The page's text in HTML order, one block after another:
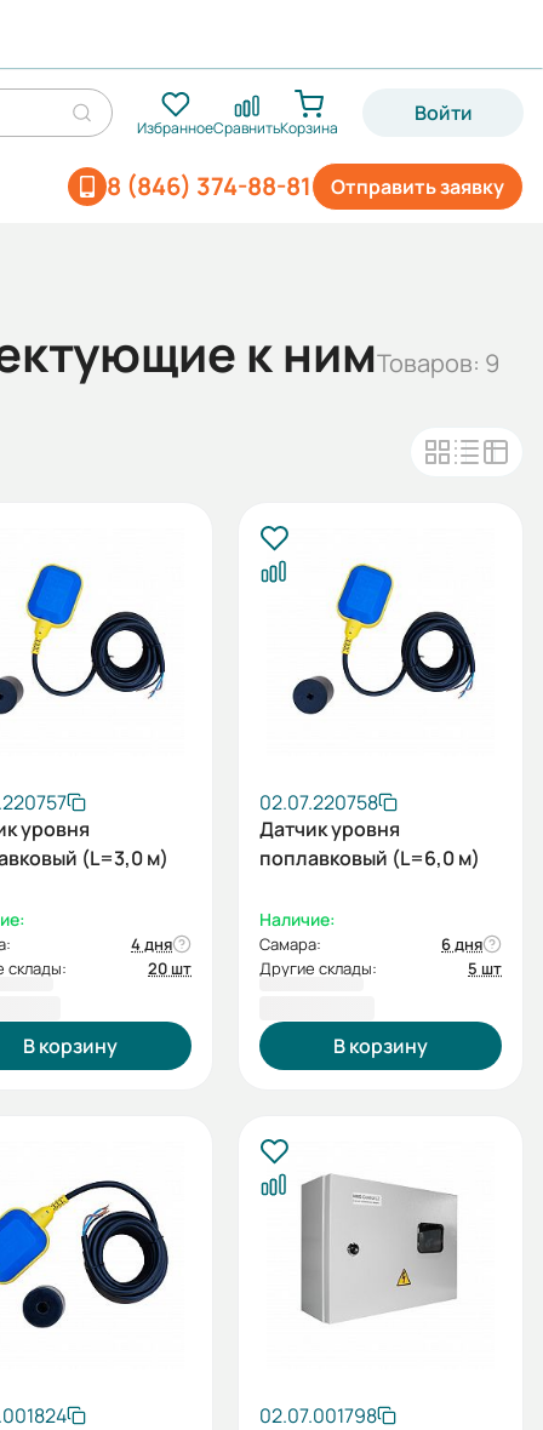
ИзбранноеСравнитьКорзина
Войти
Отправить заявку
8 (846) 374-88-81
к нимТоваров: 9
уровня
(L=3,0 м)
4 дня
склады:
20 шт
В корзину
02.07.220758
Датчик уровня
поплавковый (L=6,0 м)
Наличие:
Самара:
6 дня
Другие склады:
5 шт
В корзину
02.07.001798